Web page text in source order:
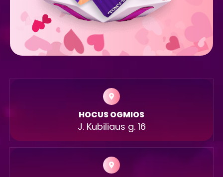
HOCUS OGMIOS
J. Kubiliaus g. 16